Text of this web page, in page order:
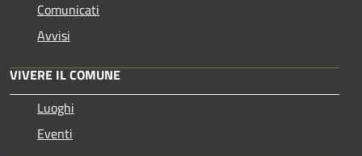
Comunicati
Avvisi
VIVERE IL COMUNE
Luoghi
Eventi